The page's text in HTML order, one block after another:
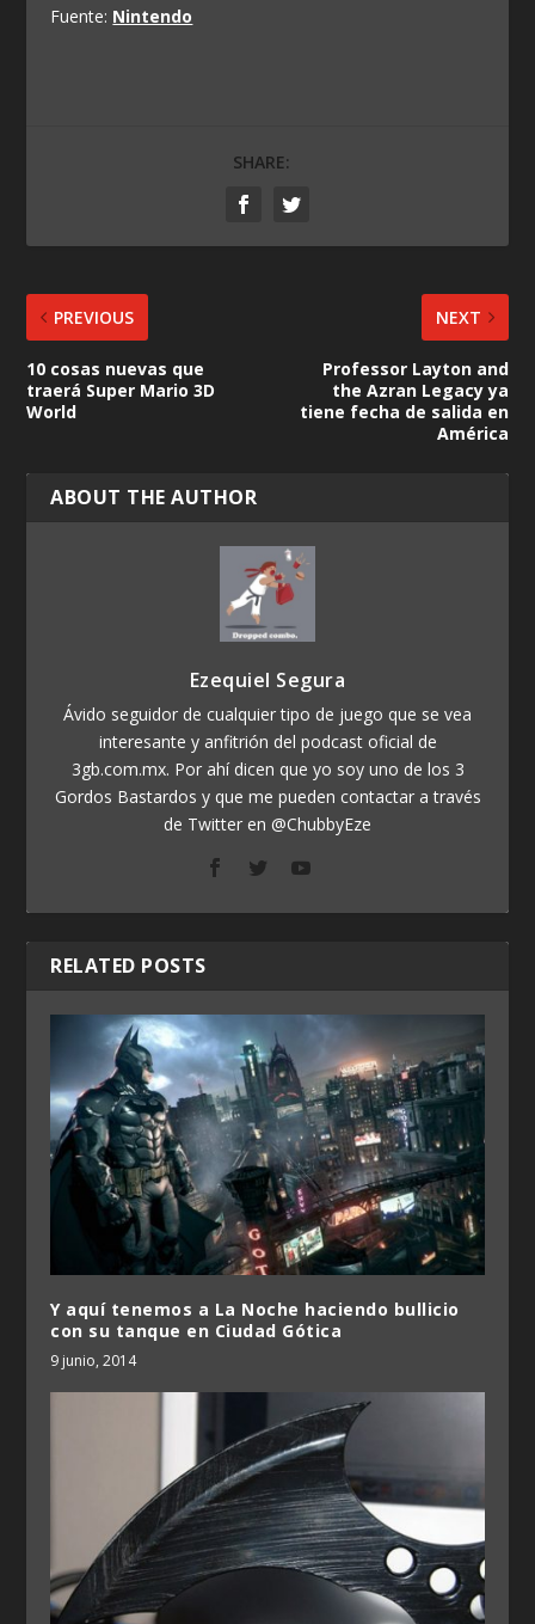
Fuente: Nintendo
SHARE:
PREVIOUS
10 cosas nuevas que
traerá Super Mario 3D
World
NEXT
Professor Layton and
the Azran Legacy ya
tiene fecha de salida en
América
ABOUT THE AUTHOR
Ezequiel Segura
Ávido seguidor de cualquier tipo de juego que se vea
interesante y anfitrión del podcast oficial de
3gb.com.mx. Por ahí dicen que yo soy uno de los 3
Gordos Bastardos y que me pueden contactar a través
de Twitter en @ChubbyEze
RELATED POSTS
Y aquí tenemos a La Noche haciendo bullicio
con su tanque en Ciudad Gótica
9 junio, 2014